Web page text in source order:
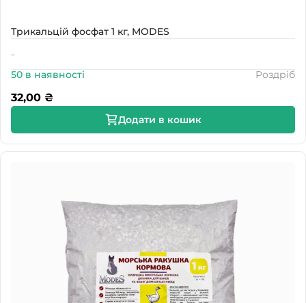
Трикальцій фосфат 1 кг, MODES
-
50 в наявності
Роздріб
32,00 ₴
Додати в кошик